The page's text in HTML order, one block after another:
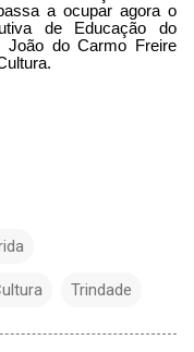
a ocupar agora o
de Educação do
João do Carmo Freire
Trindade